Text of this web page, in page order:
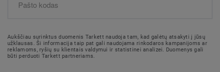
Aukščiau surinktus duomenis Tarkett naudoja tam, kad galėtų atsakyti į jūsų
užklausas. Ši informacija taip pat gali naudojama rinkodaros kampanijoms ar
reklamoms, ryšių su klientais valdymui ir statistinei analizei. Duomenys gali
būti perduoti Tarkett partneriams.